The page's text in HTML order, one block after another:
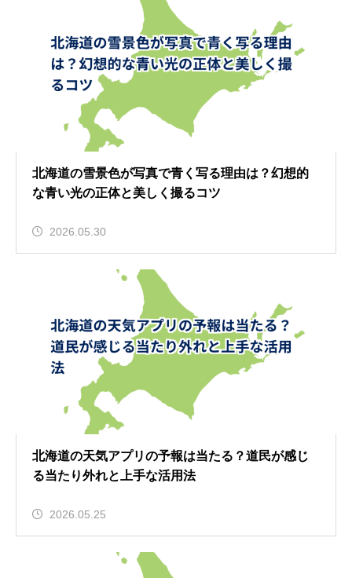
北海道の雪景色が写真で青く写る理由は？幻想的
な青い光の正体と美しく撮るコツ
2026.05.30
北海道の天気アプリの予報は当たる？道民が感じ
る当たり外れと上手な活用法
2026.05.25